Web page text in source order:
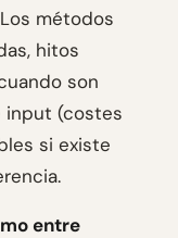
métodos
hitos
son
input (costes
si existe
entre